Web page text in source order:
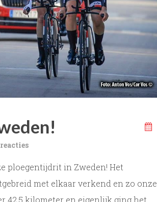
reacties
ploegentijdrit in Zweden! Het
met elkaar verkend en zo onze